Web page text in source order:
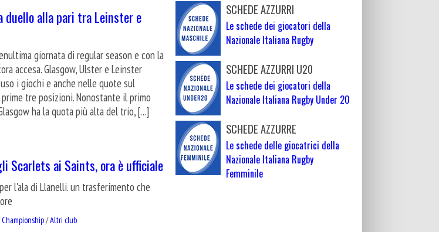
duello alla pari tra Leinster e
giornata di regular season e con la
accesa. Glasgow, Ulster e Leinster
i giochi e anche nelle quote sul
tre posizioni. Nonostante il primo
ha la quota più alta del trio, […]
Scarlets ai Saints, ora è ufficiale
l'ala di Llanelli. un trasferimento che
/Altri club
SCHEDE AZZURRI
Le schede dei giocatori della
Nazionale Italiana Rugby
SCHEDE AZZURRI U20
Le schede dei giocatori della
Nazionale Italiana Rugby Under 20
SCHEDE AZZURRE
Le schede delle giocatrici della
Nazionale Italiana Rugby
Femminile